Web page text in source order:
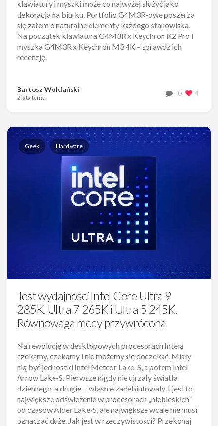
klawiatury i myszki może co najwyżej służyć jako
dekoracja na biurku. Portfolio G4M3R-owe poszerza
się zatem o naturalne elementy każdego stanowiska.
Na początek klawiatura G4M3R x Keychron K2 Pro i
myszka G4M3R x Keychron M3 4K – sprawdź ich
recenzję.
Bartosz Woldański
2 lata temu
0 4
Geek Hardware
Test wydajności Intel Core Ultra 9
285K, Ultra 7 265K i Ultra 5 245K.
Równowaga mocy przywrócona
Na rewolucję w desktopowych procesorach Intela
czekamy, czekamy i nie możemy się doczekać. Miały
nią być jednostki Intel Meteor Lake-S, a potem Intel
Arrow Lake-S. Pierwsze nigdy nie ujrzały światła
dziennego, a drugie… właśnie zadebiutowały. I jest to
największe odświeżenie w procesorach „niebieskich”
od czasów Alder Lake-S, ale największe wcale nie musi
oznaczać duże. Jak jest w rzeczywistości? Przekonaj